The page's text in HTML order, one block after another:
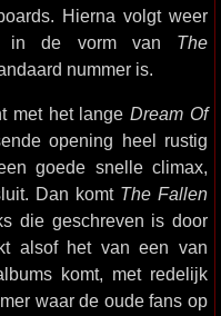
Hierna volgt weer
in de vorm van The
nummer is.
met het langeDream Of
opening heel rustig
goede snelle climax,
Dan komt The Fallen
die geschreven is door
alsof het van een van
komt, met redelijk
waar de oude fans op